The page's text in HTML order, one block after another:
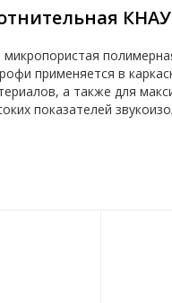
применяется в
а также для
показателей